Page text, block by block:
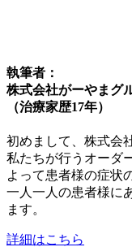
執筆者：
株式会社がーやまグ
（治療家歴17年）
初めまして、株式会
私たちが行うオーダ
よって患者様の症状
一人一人の患者様に
ます。
詳細はこちら